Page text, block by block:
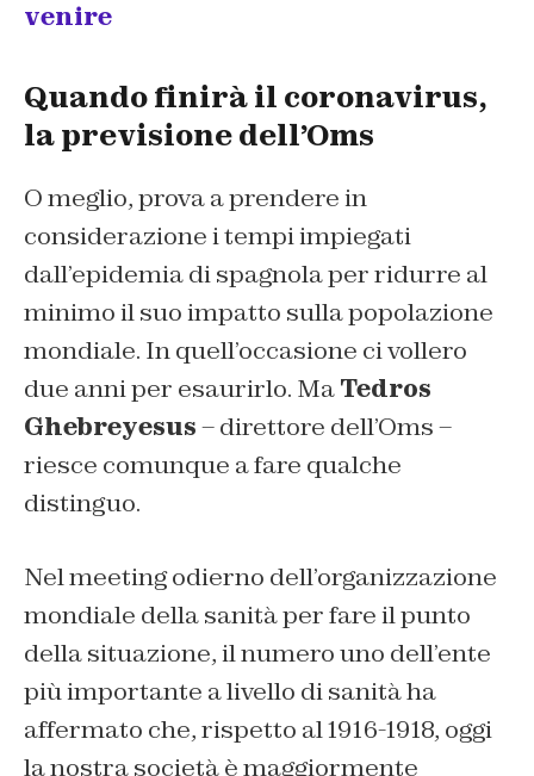
venire
Quando finirà il coronavirus,
la previsione dell’Oms
O meglio, prova a prendere in
considerazione i tempi impiegati
dall’epidemia di spagnola per ridurre al
minimo il suo impatto sulla popolazione
mondiale. In quell’occasione ci vollero
due anni per esaurirlo. MaTedros
Ghebreyesus– direttore dell’Oms –
riesce comunque a fare qualche
distinguo.
Nel meeting odierno dell’organizzazione
mondiale della sanità per fare il punto
della situazione, il numero uno dell’ente
più importante a livello di sanità ha
affermato che, rispetto al 1916-1918, oggi
la nostra società è maggiormente